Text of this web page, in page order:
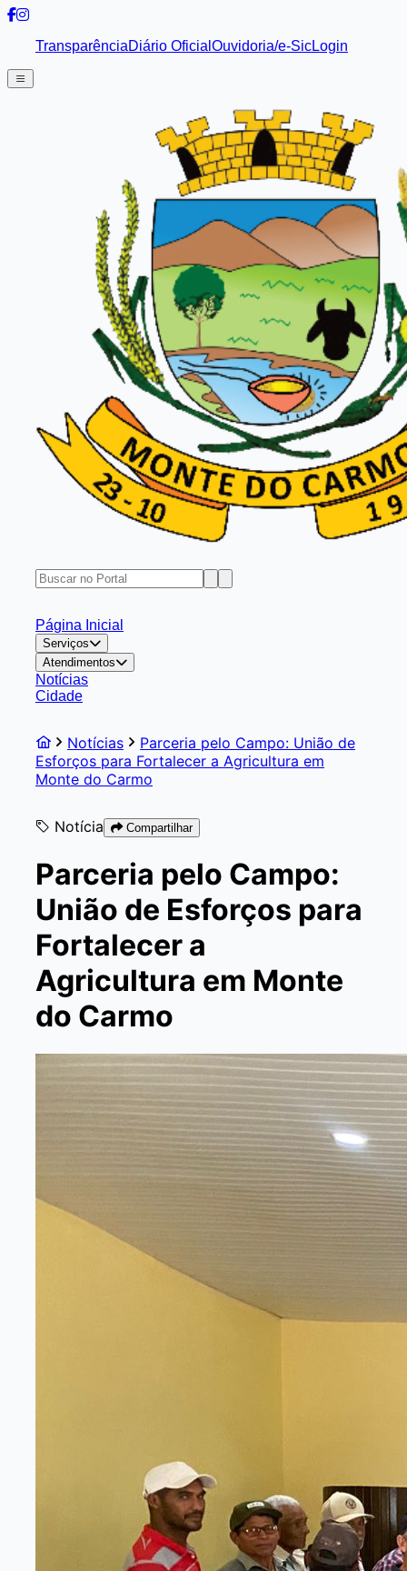
TransparênciaDiário Oficial Ouvidoria/e-SicLogin
Página Inicial
Serviços
Atendimentos
Notícias
Cidade
Notícias
Parceria pelo Campo: União de
Esforços para Fortalecer a Agricultura em
Monte do Carmo
Notícia Compartilhar
Parceria pelo Campo:
União de Esforços para
Fortalecer a
Agricultura em Monte
do Carmo